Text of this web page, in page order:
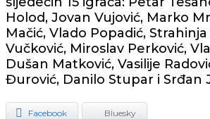
Holod, Jovan Vujović, Marko
Mačić, Vlado Popadić, Strahinja
Vučković, Miroslav Perković,
Dušan Matković, Vasilije
Đurović, Danilo Stupar i Srđan
Facebook Bluesky